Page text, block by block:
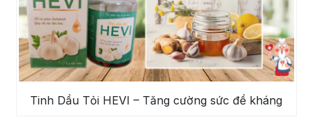
Tinh Dầu Tỏi HEVI – Tăng cường sức đề kháng